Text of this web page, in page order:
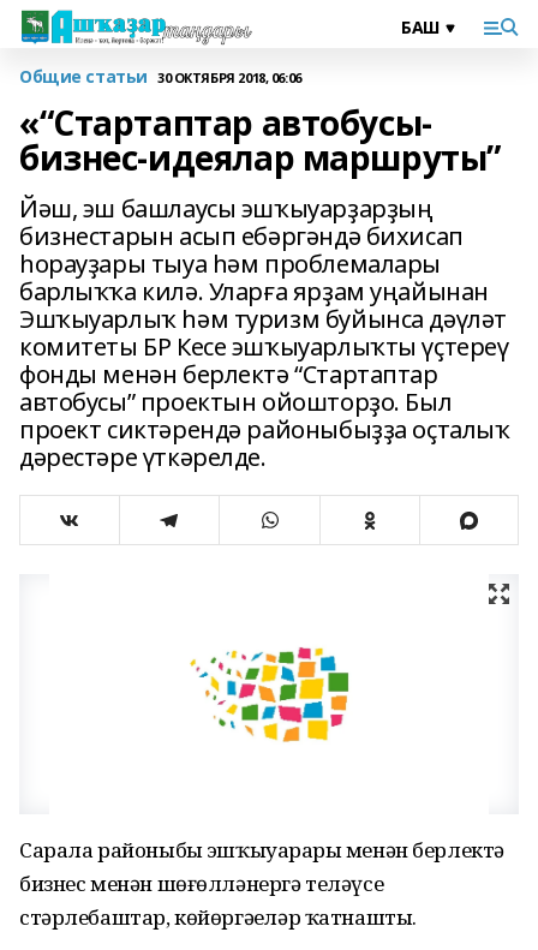
Общие статьи 30 ОКТЯБРЯ 2018, 06:06
«“Cтартаптар автобусы-
бизнес-идеялар маршруты”
Йәш, эш башлаусы эшҡыуарҙарҙың
бизнестарын асып ебәргәндә бихисап
һорауҙары тыуа һәм проблемалары
барлыҡҡа килә. Уларға ярҙам уңайынан
Эшҡыуарлыҡ һәм туризм буйынса дәүләт
комитеты БР Кесе эшҡыуарлыҡты үҫтереү
фонды менән берлектә “Стартаптар
автобусы” проектын ойошторҙо. Был
проект сиктәрендә районыбыҙҙа оҫталыҡ
дәрестәре үткәрелде.
Сарала районыбыҙ эшҡыуарҙары менән берлектә
бизнес менән шөғөлләнергә теләүсе
стәрлебаштар, көйөргәҙеләр ҡатнашты.